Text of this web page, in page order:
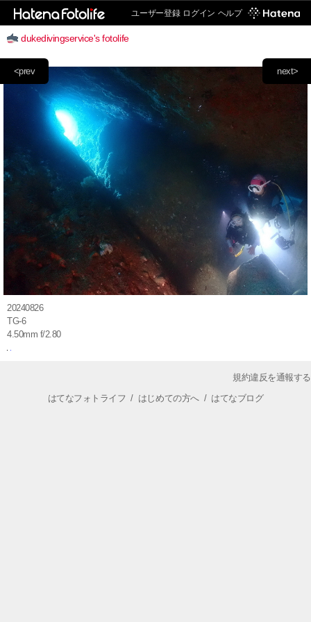
ユーザー登録 ログイン ヘルプ
dukedivingservice's fotolife
next>
<prev
20240826
TG-6
4.50mm f/2.80
規約違反を通報する
はてなフォトライフ / はじめての方へ/ はてなブログ